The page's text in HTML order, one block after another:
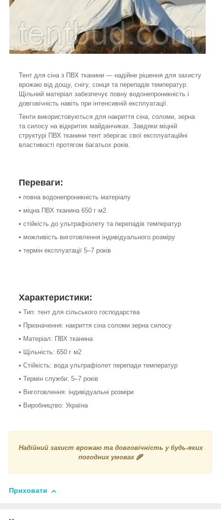
Тент для сіна з ПВХ тканини — надійне рішення для захисту
врожаю від дощу, снігу, сонця та перепадів температур.
Щільний матеріал забезпечує повну водонепроникність і
довговічність навіть при інтенсивній експлуатації.
Тенти використовуються для накриття сіна, соломи, зерна
та силосу на відкритих майданчиках. Завдяки міцній
структурі ПВХ тканини тент зберігає свої експлуатаційні
властивості протягом багатьох років.
Переваги:
• повна водонепроникність матеріалу
• міцна ПВХ тканина 650 г м2
• стійкість до ультрафіолету та перепадів температур
• можливість виготовлення індивідуального розміру
• термін експлуатації 5–7 років
Характеристики:
• Тип: тент для сільського господарства
• Призначення: накриття сіна соломи зерна силосу
• Матеріал: ПВХ тканина
• Щільність: 650 г м2
• Стійкість: вода ультрафіолет перепади температур
• Термін служби: 5–7 років
• Виготовлення: індивідуальні розміри
• Виробництво: Україна
Надійний захист врожаю та довговічність у будь-яких
погодних умовах 🌾
Приховати